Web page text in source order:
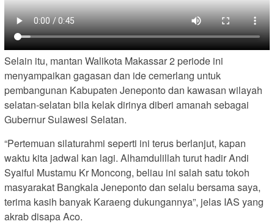
Selain itu, mantan Walikota Makassar 2 periode ini
menyampaikan gagasan dan ide cemerlang untuk
pembangunan Kabupaten Jeneponto dan kawasan wilayah
selatan-selatan bila kelak dirinya diberi amanah sebagai
Gubernur Sulawesi Selatan.
“Pertemuan silaturahmi seperti ini terus berlanjut, kapan
waktu kita jadwal kan lagi. Alhamdulillah turut hadir Andi
Syaiful Mustamu Kr Moncong, beliau ini salah satu tokoh
masyarakat Bangkala Jeneponto dan selalu bersama saya,
terima kasih banyak Karaeng dukungannya”, jelas IAS yang
akrab disapa Aco.